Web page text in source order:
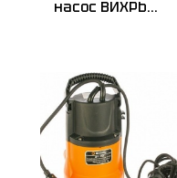
насос ВИХРЬ